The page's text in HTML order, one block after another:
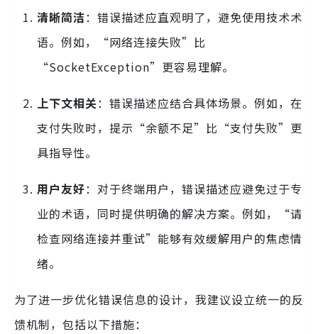
清晰简洁：错误描述应直观明了，避免使用技术术
语。例如，“网络连接失败”比
“SocketException”更容易理解。
上下文相关：错误描述应结合具体场景。例如，在
支付失败时，提示“余额不足”比“支付失败”更
具指导性。
用户友好：对于终端用户，错误描述应避免过于专
业的术语，同时提供明确的解决方案。例如，“请
检查网络连接并重试”能够有效缓解用户的焦虑情
绪。
为了进一步优化错误信息的设计，我建议设立统一的反
馈机制，包括以下措施：